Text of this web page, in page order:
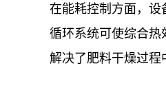
在能耗控制方面，设
循环系统可使综合热
解决了肥料干燥过程